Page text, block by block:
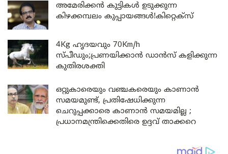
അമേരിക്കൻ കുട്ടികൾ ഉടുക്കുന്ന
കിഴക്കമ്പലം കുപ്പായങ്ങൾ!കിറ്റെക്സ്
4Kg ഹൃദയവും 70Km/h
സ്പീഡും;പ്രണയിക്കാൻ ഡാൻസ് കളിക്കുന്ന
കുതിരശക്തി
ഒറ്റുകാരെയും വഞ്ചകരെയും കാണാൻ
സമയമുണ്ട്, പ്രതിഷേധിക്കുന്ന
ചെറുപ്പക്കാരെ കാണാൻ സമയമില്ല ;
പ്രധാനമന്ത്രിക്കെതിരെ ഉദ്ദവ് താക്കറെ